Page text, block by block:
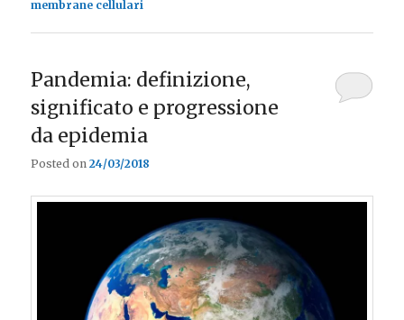
membrane cellulari
Pandemia: definizione,
significato e progressione
da epidemia
Posted on24/03/2018